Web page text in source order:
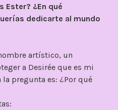
Ester? ¿En qué
dedicarte al mundo
artístico, un
a Desirée que es mi
la pregunta es: ¿Por qué